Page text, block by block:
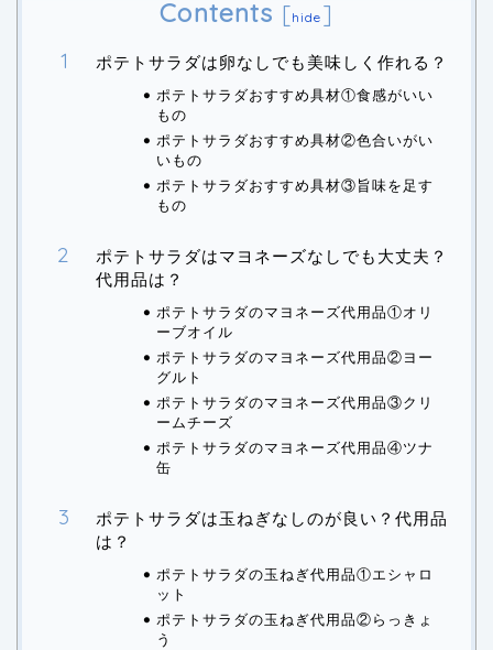
Contents [hide ]
ポテトサラダは卵なしでも美味しく作れる？
ポテトサラダおすすめ具材①食感がいい
もの
ポテトサラダおすすめ具材②色合いがい
いもの
ポテトサラダおすすめ具材③旨味を足す
もの
ポテトサラダはマヨネーズなしでも大丈夫？
代用品は？
ポテトサラダのマヨネーズ代用品①オリ
ーブオイル
ポテトサラダのマヨネーズ代用品②ヨー
グルト
ポテトサラダのマヨネーズ代用品③クリ
ームチーズ
ポテトサラダのマヨネーズ代用品④ツナ
缶
ポテトサラダは玉ねぎなしのが良い？代用品
は？
ポテトサラダの玉ねぎ代用品①エシャロ
ット
ポテトサラダの玉ねぎ代用品②らっきょ
う